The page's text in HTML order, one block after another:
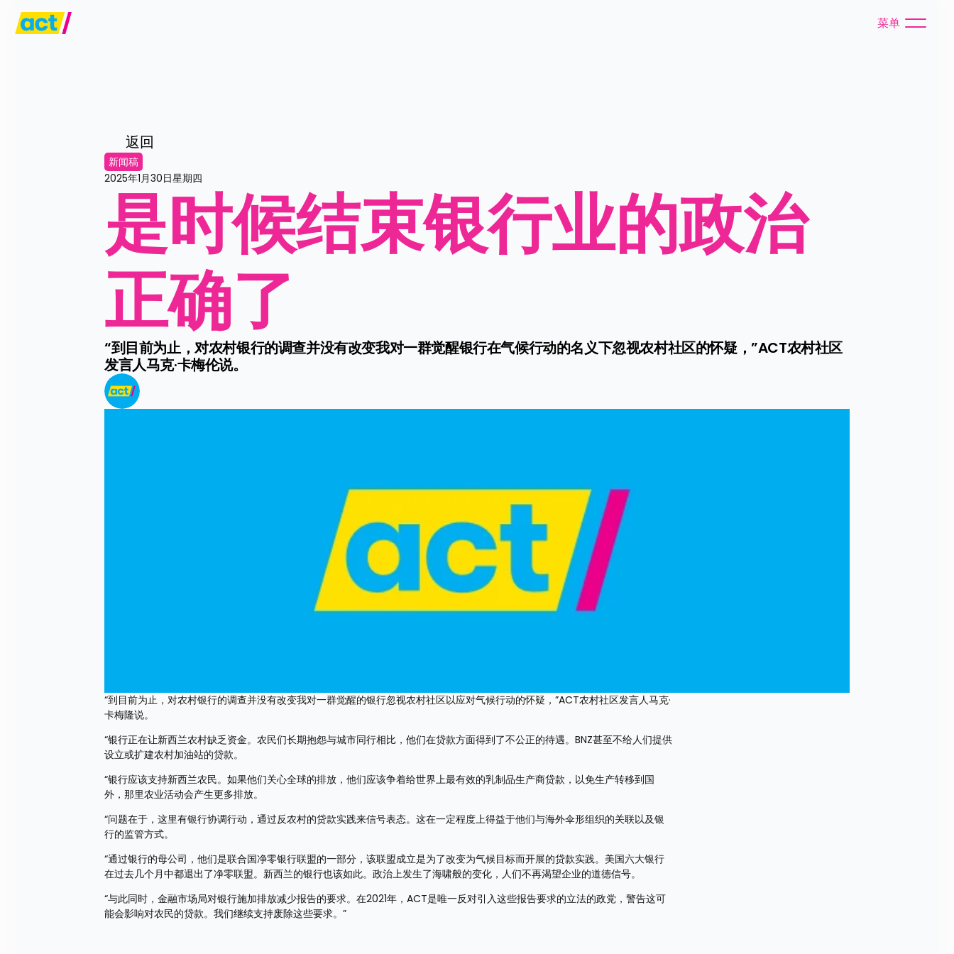
菜单
返回
新闻稿
2025年1月30日星期四
是时候结束银行业的政治
正确了
“到目前为止，对农村银行的调查并没有改变我对一群觉醒银行在气候行动的名义下忽视农村社区的怀疑，”ACT农村社区
发言人马克·卡梅伦说。
“到目前为止，对农村银行的调查并没有改变我对一群觉醒的银行忽视农村社区以应对气候行动的怀疑，”ACT农村社区发言人马克·
卡梅隆说。
“银行正在让新西兰农村缺乏资金。农民们长期抱怨与城市同行相比，他们在贷款方面得到了不公正的待遇。BNZ甚至不给人们提供
设立或扩建农村加油站的贷款。
“银行应该支持新西兰农民。如果他们关心全球的排放，他们应该争着给世界上最有效的乳制品生产商贷款，以免生产转移到国
外，那里农业活动会产生更多排放。
“问题在于，这里有银行协调行动，通过反农村的贷款实践来信号表态。这在一定程度上得益于他们与海外伞形组织的关联以及银
行的监管方式。
“通过银行的母公司，他们是联合国净零银行联盟的一部分，该联盟成立是为了改变为气候目标而开展的贷款实践。美国六大银行
在过去几个月中都退出了净零联盟。新西兰的银行也该如此。政治上发生了海啸般的变化，人们不再渴望企业的道德信号。
“与此同时，金融市场局对银行施加排放减少报告的要求。在2021年，ACT是唯一反对引入这些报告要求的立法的政党，警告这可
能会影响对农民的贷款。我们继续支持废除这些要求。”